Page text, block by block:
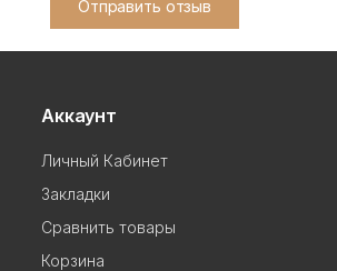
Отправить отзыв
Аккаунт
Личный Кабинет
Закладки
Сравнить товары
Корзина